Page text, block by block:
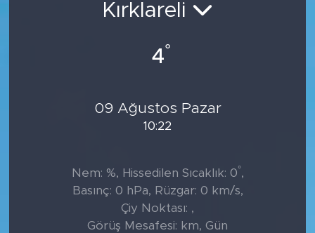
Kırklareli
4°
09 Ağustos Pazar
10:22
Nem: %, Hissedilen Sıcaklık: 0°,
Basınç: 0 hPa, Rüzgar: 0 km/s,
Çiy Noktası: ,
Görüş Mesafesi: km, Gün
Teknoloji